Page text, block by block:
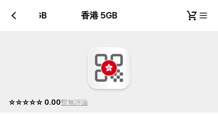
香港 5GB 香港 5GB
☆☆☆☆☆ 0.00暫無評論